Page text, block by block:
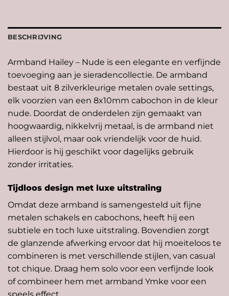
BESCHRIJVING
Armband Hailey – Nude is een elegante en verfijnde
toevoeging aan je sieradencollectie. De armband
bestaat uit 8 zilverkleurige metalen ovale settings,
elk voorzien van een 8x10mm cabochon in de kleur
nude. Doordat de onderdelen zijn gemaakt van
hoogwaardig, nikkelvrij metaal, is de armband niet
alleen stijlvol, maar ook vriendelijk voor de huid.
Hierdoor is hij geschikt voor dagelijks gebruik
zonder irritaties.
Tijdloos design met luxe uitstraling
Omdat deze armband is samengesteld uit fijne
metalen schakels en cabochons, heeft hij een
subtiele en toch luxe uitstraling. Bovendien zorgt
de glanzende afwerking ervoor dat hij moeiteloos te
combineren is met verschillende stijlen, van casual
tot chique. Draag hem solo voor een verfijnde look
of combineer hem met armband Ymke voor een